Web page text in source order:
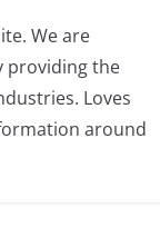
We are
providing the
Loves
around